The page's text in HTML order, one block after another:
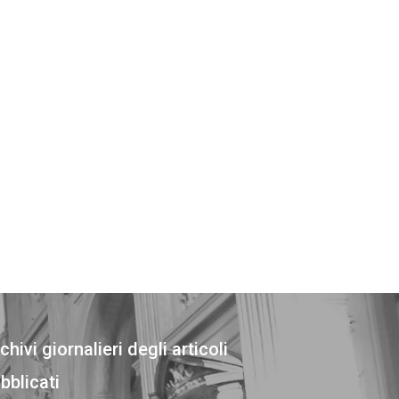
giornalieri degli articoli